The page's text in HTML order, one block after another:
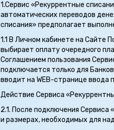
1.Сервис «Рекуррентные
автоматических переводов
списания» предполагает
1.1 В Личном кабинете на Сайте
выбирает оплату очередного
Соглашением пользования
подключается только для
вводит на WEB-странице
Действие Сервиса
2.1. После подключения
и размерах, необходимых для